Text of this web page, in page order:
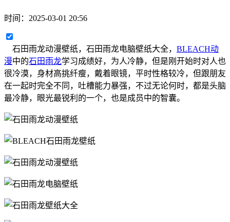
时间： 2025-03-01 20:56
石田雨龙动漫壁纸，石田雨龙电脑壁纸大全， BLEACH动
漫中的石田雨龙学习成绩好，为人冷静，但是刚开始时对人也
很冷漠，身材高挑纤瘦，戴着眼镜，平时性格较冷，但跟朋友
在一起时完全不同，吐槽能力暴强，不过无论何时，都是头脑
最冷静，眼光最锐利的一个，也是成员中的智囊。